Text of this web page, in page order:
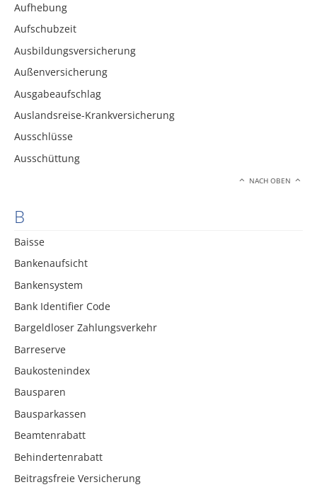
Aufhebung
Aufschubzeit
Ausbildungsversicherung
Außenversicherung
Ausgabeaufschlag
Auslandsreise-Krankversicherung
Ausschlüsse
Ausschüttung
NACH OBEN
B
Baisse
Bankenaufsicht
Bankensystem
Bank Identifier Code
Bargeldloser Zahlungsverkehr
Barreserve
Baukostenindex
Bausparen
Bausparkassen
Beamtenrabatt
Behindertenrabatt
Beitragsfreie Versicherung